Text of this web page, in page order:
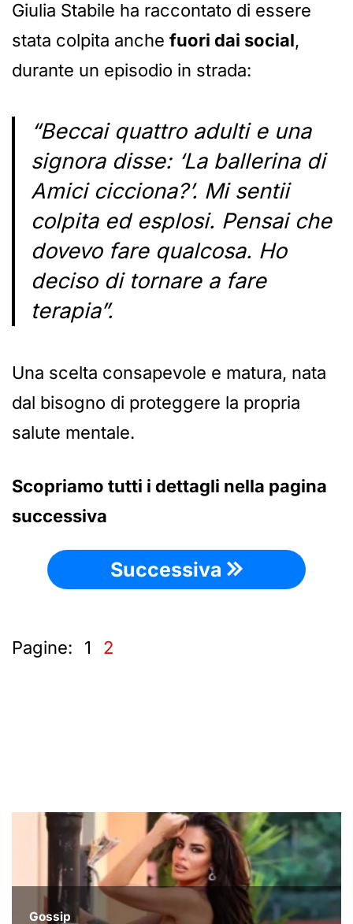
Giulia Stabile ha raccontato di essere
stata colpita anche fuori dai social,
durante un episodio in strada:
“Beccai quattro adulti e una
signora disse: ‘La ballerina di
Amici cicciona?’. Mi sentii
colpita ed esplosi. Pensai che
dovevo fare qualcosa. Ho
deciso di tornare a fare
terapia”.
Una scelta consapevole e matura, nata
dal bisogno di proteggere la propria
salute mentale.
Scopriamo tutti i dettagli nella pagina
successiva
Successiva
Pagine: 1 2